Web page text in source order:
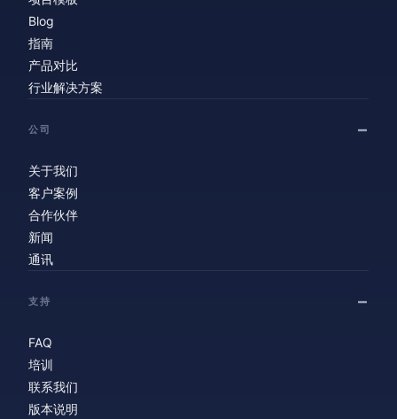
Blog
指南
产品对比
行业解决方案
公司
关于我们
客户案例
合作伙伴
新闻
通讯
支持
FAQ
培训
联系我们
版本说明